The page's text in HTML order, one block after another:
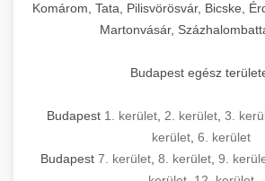
Komárom, Tata, Pilisvörösvár, Bicske,
Martonvásár,
Budapest egész
Budapest 1. kerület 2. kerület 3.
kerület 6. kerület
Budapest 7. kerület, 8. kerület, 9.